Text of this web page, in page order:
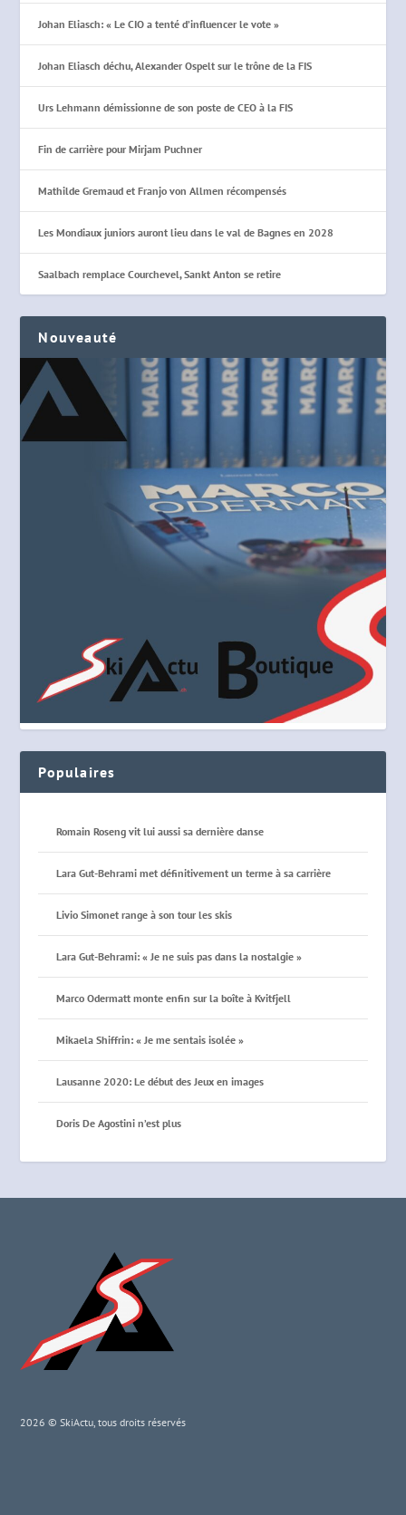
Johan Eliasch: « Le CIO a tenté d’influencer le vote »
Johan Eliasch déchu, Alexander Ospelt sur le trône de la FIS
Urs Lehmann démissionne de son poste de CEO à la FIS
Fin de carrière pour Mirjam Puchner
Mathilde Gremaud et Franjo von Allmen récompensés
Les Mondiaux juniors auront lieu dans le val de Bagnes en 2028
Saalbach remplace Courchevel, Sankt Anton se retire
Nouveauté
Populaires
Romain Roseng vit lui aussi sa dernière danse
Lara Gut-Behrami met définitivement un terme à sa carrière
Livio Simonet range à son tour les skis
Lara Gut-Behrami: « Je ne suis pas dans la nostalgie »
Marco Odermatt monte enfin sur la boîte à Kvitfjell
Mikaela Shiffrin: « Je me sentais isolée »
Lausanne 2020: Le début des Jeux en images
Doris De Agostini n’est plus
2026 © SkiActu, tous droits réservés